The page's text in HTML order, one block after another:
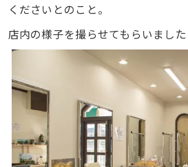
くださいとのこと。
店内の様子を撮らせてもらいまし